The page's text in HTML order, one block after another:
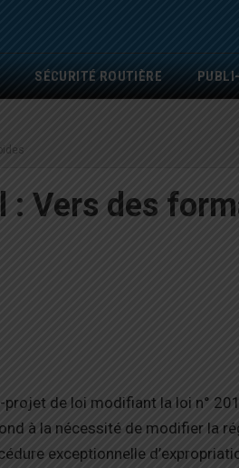
SÉCURITÉ ROUTIÈRE
: Vers des
projet de loi modifiant la loi n°
à la nécessité de modifier la
exceptionnelle